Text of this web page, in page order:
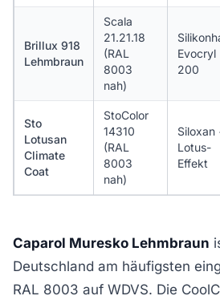
Brillux 918
Lehmbraun
Scala
21.21.18
(RAL
8003
nah)
Evocryl
200
Sto
Lotusan
Climate
Coat
StoColor
14310
(RAL
8003
nah)
Siloxan
Lotus-
Effekt
Caparol Muresko Lehmbraun
Deutschland am häufigsten
RAL 8003 auf WDVS. Die